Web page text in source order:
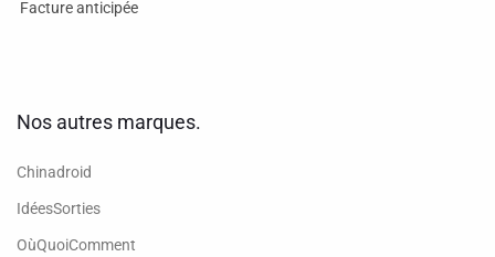
Facture anticipée
Nos autres marques.
Chinadroid
IdéesSorties
OùQuoiComment